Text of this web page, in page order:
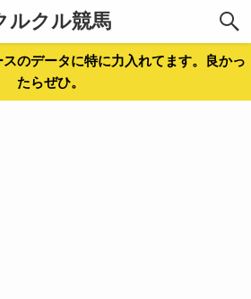
ルクル競馬
のデータに特に力入れてます。良かっ
たらぜひ。